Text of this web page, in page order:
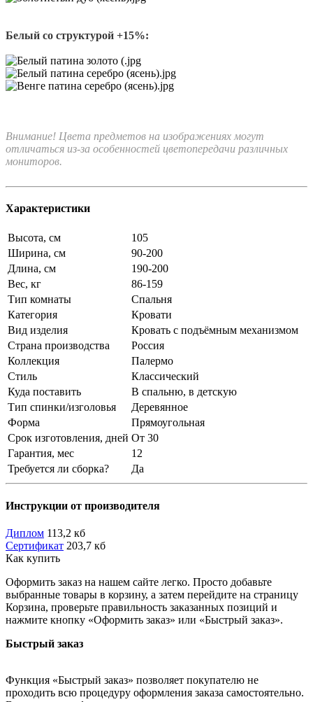
Белый со структурой +15%:
Внимание! Цвета предметов на изображениях могут
отличаться из-за особенностей цветопередачи различных
мониторов.
Характеристики
Высота, см
105
Ширина, см
90-200
Длина, см
190-200
Вес, кг
86-159
Тип комнаты
Спальня
Категория
Кровати
Вид изделия
Кровать с подъёмным механизмом
Страна производства
Россия
Коллекция
Палермо
Стиль
Классический
Куда поставить
В спальню, в детскую
Тип спинки/изголовья
Деревянное
Форма
Прямоугольная
Срок изготовления, дней От 30
Гарантия, мес
12
Требуется ли сборка?
Да
Инструкции от производителя
Диплом 113,2 кб
Сертификат 203,7 кб
Как купить
Оформить заказ на нашем сайте легко. Просто добавьте
выбранные товары в корзину, а затем перейдите на страницу
Корзина, проверьте правильность заказанных позиций и
нажмите кнопку «Оформить заказ» или «Быстрый заказ».
Быстрый заказ
Функция «Быстрый заказ» позволяет покупателю не
проходить всю процедуру оформления заказа самостоятельно.